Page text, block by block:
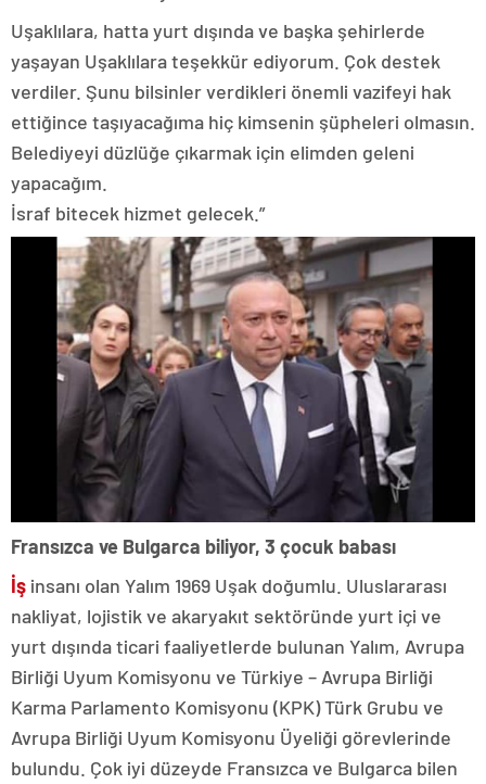
Uşaklılara, hatta yurt dışında ve başka şehirlerde
yaşayan Uşaklılara teşekkür ediyorum. Çok destek
verdiler. Şunu bilsinler verdikleri önemli vazifeyi hak
ettiğince taşıyacağıma hiç kimsenin şüpheleri olmasın.
Belediyeyi düzlüğe çıkarmak için elimden geleni
yapacağım.
İsraf bitecek hizmet gelecek.”
Fransızca ve Bulgarca biliyor, 3 çocuk babası
İş insanı olan Yalım 1969 Uşak doğumlu. Uluslararası
nakliyat, lojistik ve akaryakıt sektöründe yurt içi ve
yurt dışında ticari faaliyetlerde bulunan Yalım, Avrupa
Birliği Uyum Komisyonu ve Türkiye – Avrupa Birliği
Karma Parlamento Komisyonu (KPK) Türk Grubu ve
Avrupa Birliği Uyum Komisyonu Üyeliği görevlerinde
bulundu. Çok iyi düzeyde Fransızca ve Bulgarca bilen